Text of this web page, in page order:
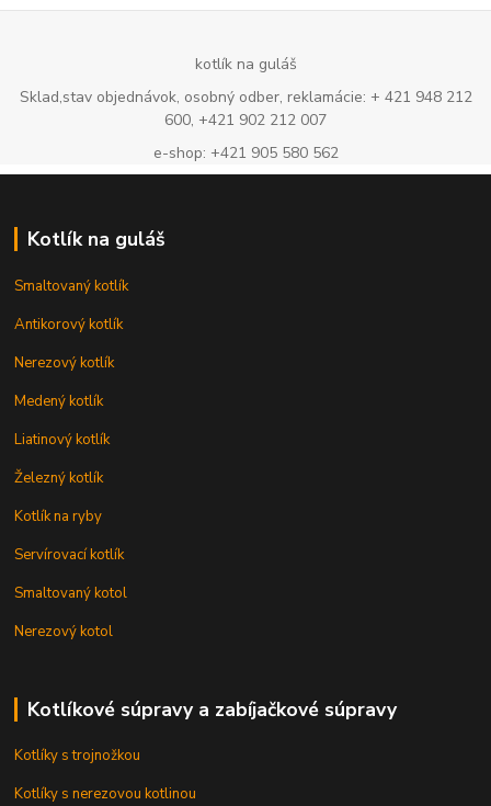
kotlík na guláš
Sklad,stav objednávok, osobný odber, reklamácie: + 421 948 212
600, +421 902 212 007
e-shop: +421 905 580 562
Kotlík na guláš
Smaltovaný kotlík
Antikorový kotlík
Nerezový kotlík
Medený kotlík
Liatinový kotlík
Železný kotlík
Kotlík na ryby
Servírovací kotlík
Smaltovaný kotol
Nerezový kotol
Kotlíkové súpravy a zabíjačkové súpravy
Kotlíky s trojnožkou
Kotlíky s nerezovou kotlinou